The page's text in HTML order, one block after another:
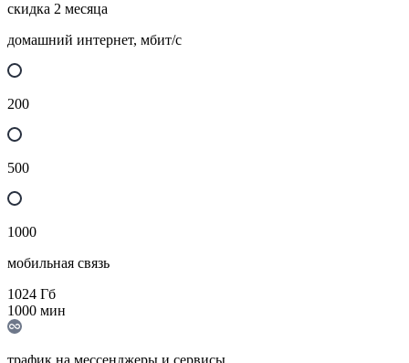
скидка 2 месяца
домашний интернет, мбит/с
200
500
1000
мобильная связь
1024 Гб
1000 мин